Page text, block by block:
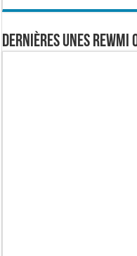
Dernières Unes Rewmi